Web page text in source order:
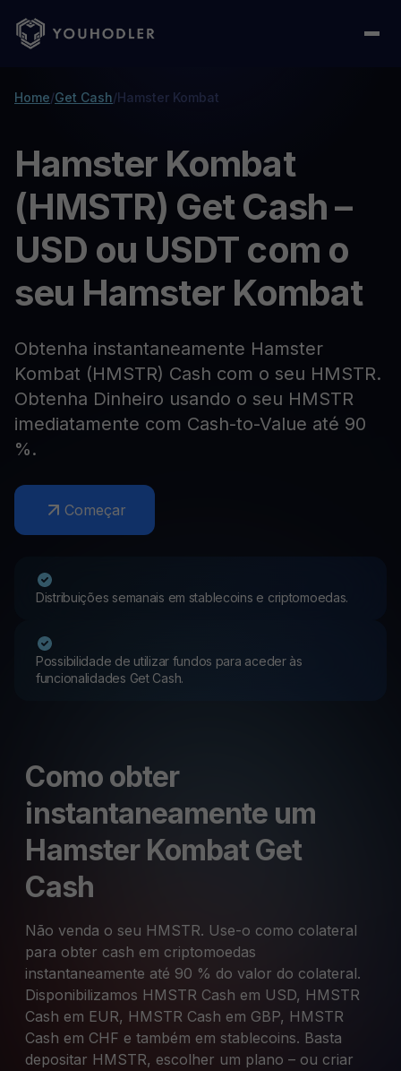
Home/Get Cash/Hamster Kombat
Hamster Kombat
(HMSTR) Get Cash –
USD ou USDT com o
seu Hamster Kombat
Obtenha instantaneamente Hamster
Kombat (HMSTR) Cash com o seu HMSTR.
Obtenha Dinheiro usando o seu HMSTR
imediatamente com Cash-to-Value até 90
%.
Começar
Distribuições semanais em stablecoins e criptomoedas.
Possibilidade de utilizar fundos para aceder às
funcionalidades Get Cash.
Como obter
instantaneamente um
Hamster Kombat Get
Cash
Não venda o seu HMSTR. Use-o como colateral
para obter cash em criptomoedas
instantaneamente até 90 % do valor do colateral.
Disponibilizamos HMSTR Cash em USD, HMSTR
Cash em EUR, HMSTR Cash em GBP, HMSTR
Cash em CHF e também em stablecoins. Basta
depositar HMSTR, escolher um plano – ou criar